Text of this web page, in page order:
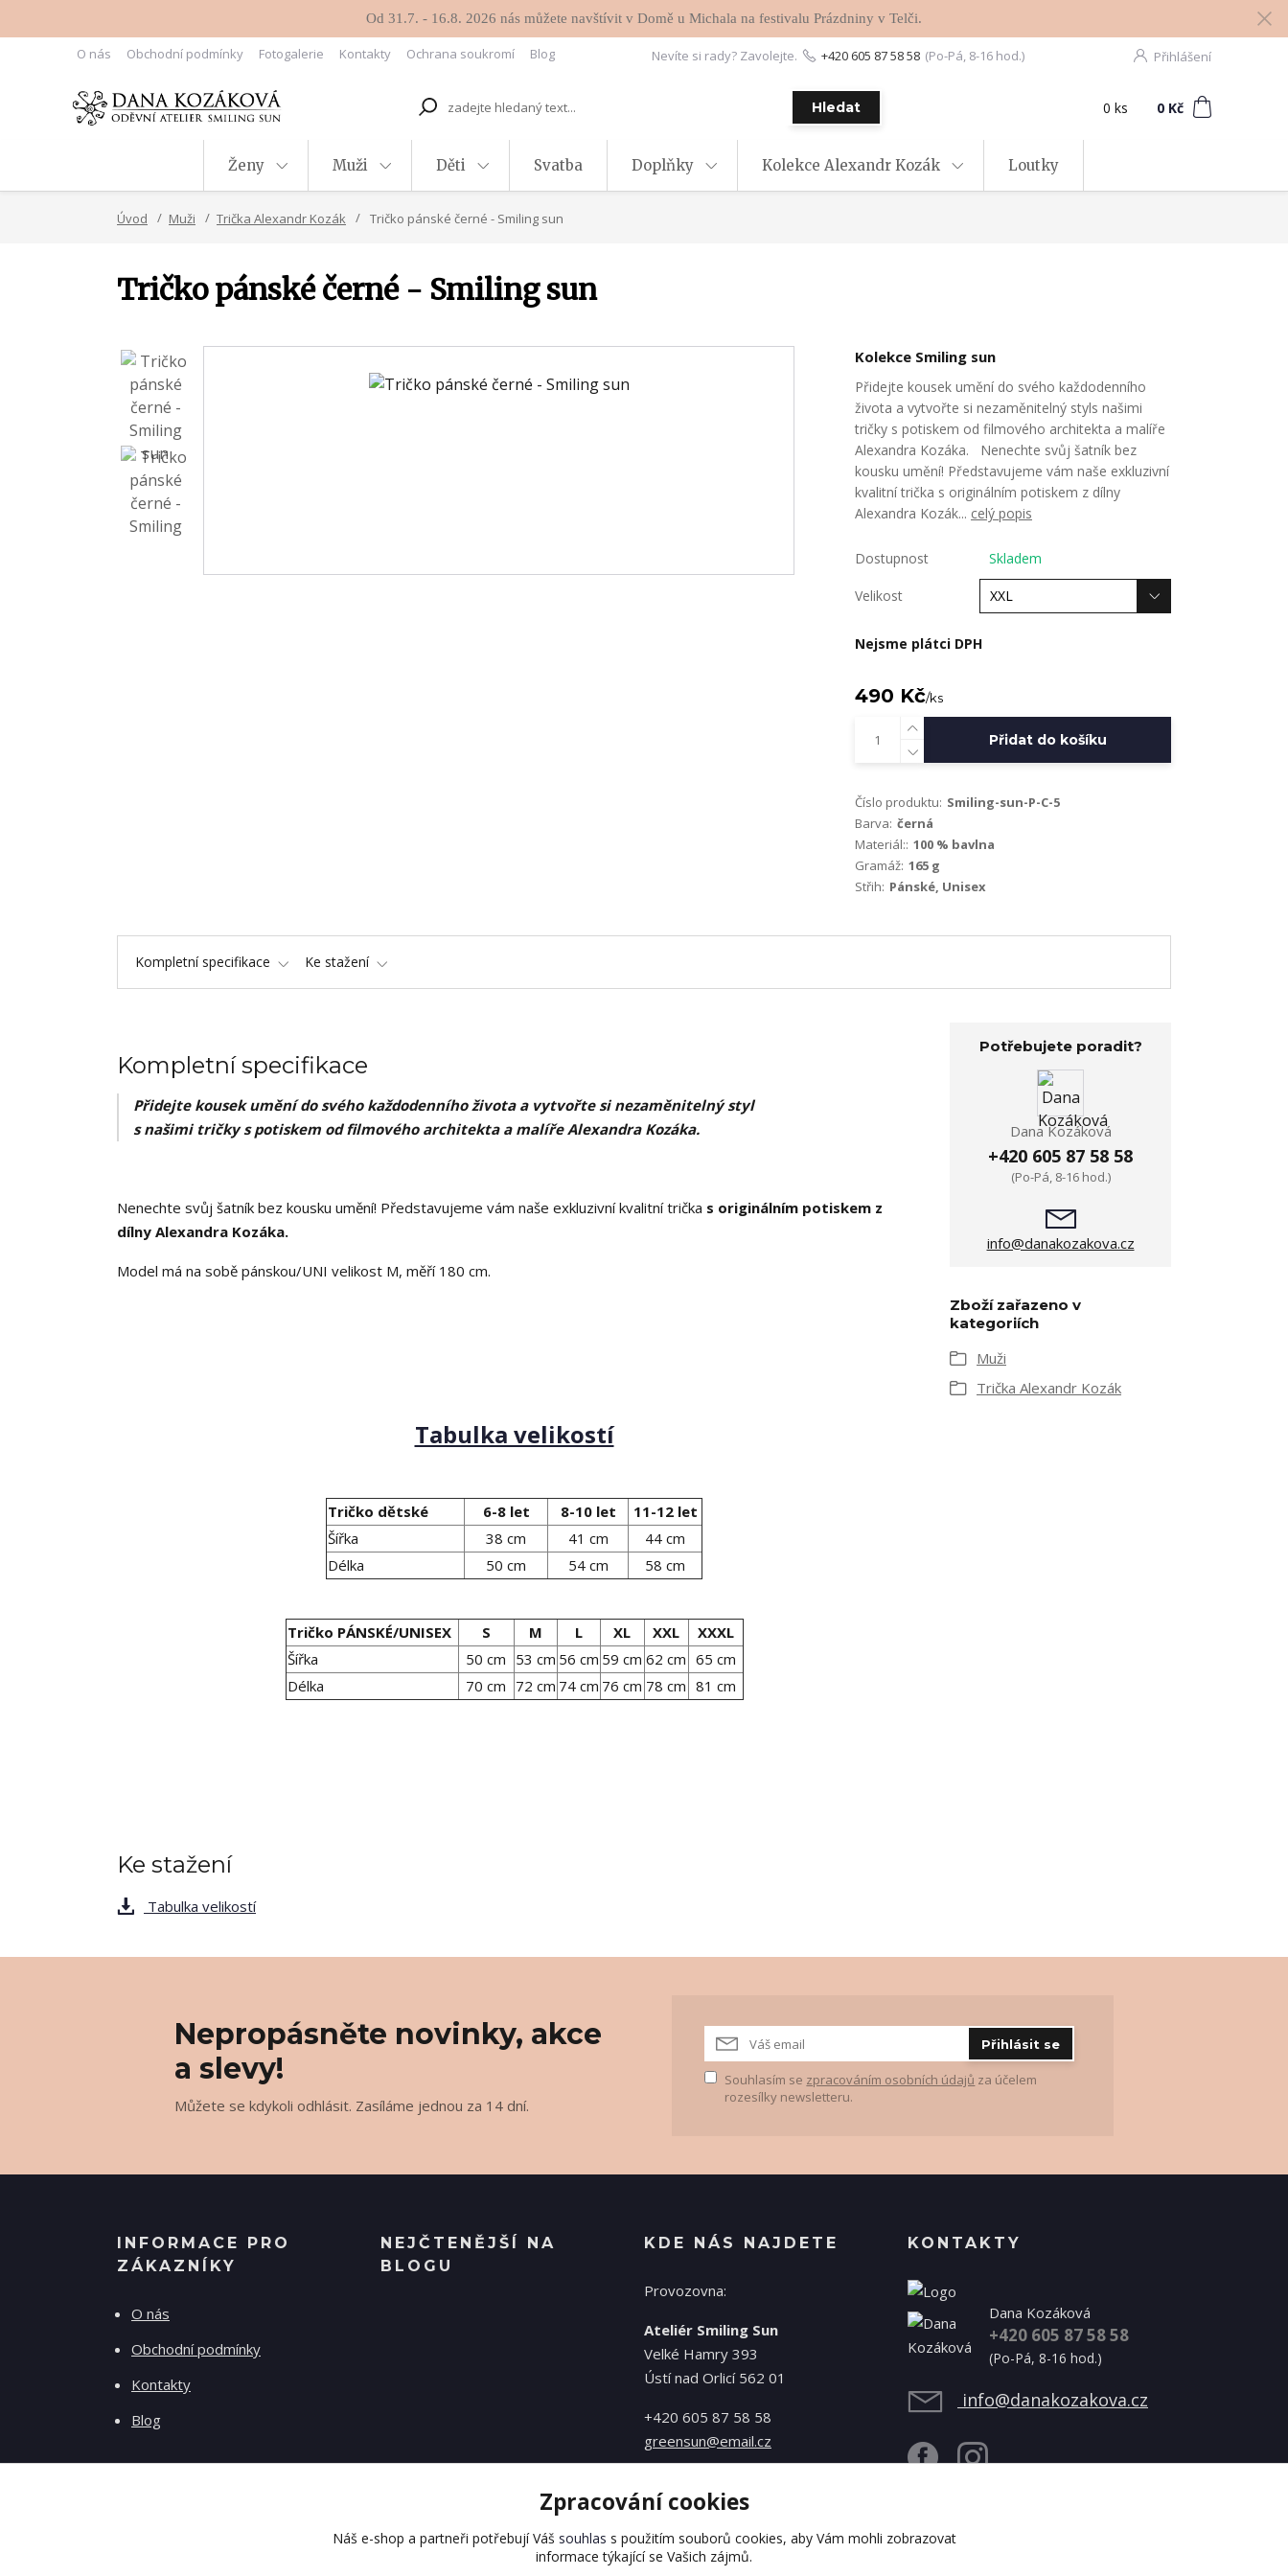
Od 31.7. - 16.8. 2026 nás můžete navštívit v Domě u Michala na festivalu Prázdniny v Telči.
O nás Obchodní podmínky Fotogalerie Kontakty Ochrana soukromí Blog Přihlášení
Hledat
Nevíte si rady? Zavolejte. +420 605 87 58 58 (Po-Pá, 8-16 hod.)
0 ks 0 Kč
Ženy Muži Děti Svatba Doplňky Kolekce Alexandr Kozák Loutky
Úvod Muži Trička Alexandr Kozák Tričko pánské černé - Smiling sun
Tričko pánské černé - Smiling sun
Kolekce Smiling sun
Přidejte kousek umění do svého každodenního
života a vytvořte si nezaměnitelný styls našimi
tričky s potiskem od filmového architekta a malíře
Alexandra Kozáka. Nenechte svůj šatník bez
kousku umění! Představujeme vám naše exkluzivní
kvalitní trička s originálním potiskem z dílny
Alexandra Kozák... celý popis
Dostupnost Skladem
Velikost
Nejsme plátci DPH
490 Kč/ks
Přidat do košíku
Číslo produktu: Smiling-sun-P-C-5
Barva: černá
Materiál:: 100 % bavlna
Gramáž: 165 g
Střih: Pánské, Unisex
Kompletní specifikace Ke stažení
Kompletní specifikace
Přidejte kousek umění do svého každodenního života a vytvořte si nezaměnitelný styl
s našimi tričky s potiskem od filmového architekta a malíře Alexandra Kozáka.
Nenechte svůj šatník bez kousku umění! Představujeme vám naše exkluzivní kvalitní trička s originálním potiskem z
dílny Alexandra Kozáka.
Model má na sobě pánskou/UNI velikost M, měří 180 cm.
Tabulka velikostí
Tričko dětské 6-8 let 8-10 let
11-12 let
Šířka
38 cm 41 cm
44 cm
Délka
50 cm 54 cm 58 cm
Tričko PÁNSKÉ/UNISEX S M L XL XXL
XXXL
Šířka
50 cm 53 cm 56 cm 59 cm 62 cm 65 cm
Délka
70 cm 72 cm 74 cm 76 cm 78 cm 81 cm
Potřebujete poradit?
Dana Kozáková
+420 605 87 58 58
(Po-Pá, 8-16 hod.)
info@danakozakova.cz
Zboží zařazeno v
kategoriích
Muži
Trička Alexandr Kozák
Ke stažení
Tabulka velikostí
Nepropásněte novinky, akce
a slevy!
Můžete se kdykoli odhlásit. Zasíláme jednou za 14 dní.
Přihlásit se
Souhlasím se zpracováním osobních údajů za účelem
rozesílky newsletteru.
INFORMACE PRO
ZÁKAZNÍKY
O nás
Obchodní podmínky
Kontakty
Blog
NEJČTENĚJŠÍ NA
BLOGU
KDE NÁS NAJDETE
Provozovna:
Ateliér Smiling Sun
Velké Hamry 393
Ústí nad Orlicí 562 01
+420 605 87 58 58
greensun@email.cz
KONTAKTY
Dana Kozáková
+420 605 87 58 58
(Po-Pá, 8-16 hod.)
info@danakozakova.cz
Zpracování cookies
Náš e-shop a partneři potřebují Váš souhlas s použitím souborů cookies, aby Vám mohli zobrazovat
informace týkající se Vašich zájmů.